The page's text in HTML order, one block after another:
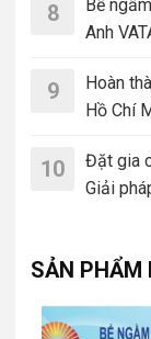
8
Bể
Anh
9
Hoàn
Hồ Chí
10
Đặt gia
Giải
SẢN PHẨM